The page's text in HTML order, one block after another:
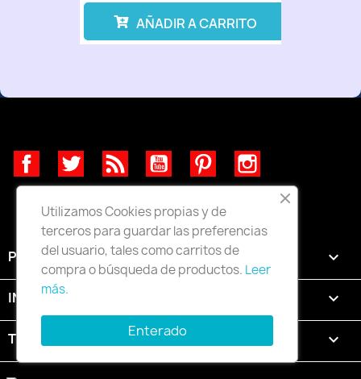
AÑADIR A CARRITO
FacebookTwitter Rss YouTube Pinterest
PRODUCTOS 
INFORMACIÓN 
TU CUENTA 
Utilizamos Cookies propias y de
terceros para guardar las preferencias
del usuario, tales como carritos de
compra o búsqueda de productos. Leer
más.
Enterado